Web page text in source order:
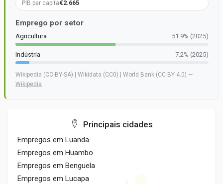
PIB per capita€2.665
Emprego por setor
Agricultura 51.9% (2025)
Indústria 7.2% (2025)
Wikipedia (CC-BY-SA) | Wikidata (CC0) | World Bank (CC BY 4.0) —
Wikipedia
Principais cidades
Empregos em Luanda
Empregos em Huambo
Empregos em Benguela
Empregos em Lucapa